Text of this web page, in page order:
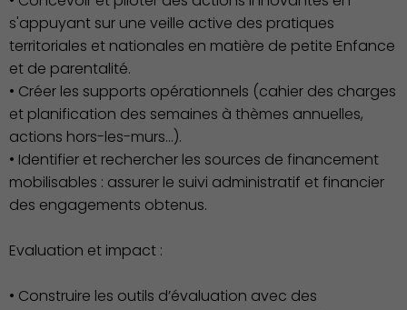
Environnement cadre de
vie
s'appuyant sur une veille active des pratiques
territoriales et nationales en matière de petite Enfance
et de parentalité.
• Créer les supports opérationnels (cahier des charges
et planification des semaines à thèmes annuelles,
actions hors-les-murs…).
• Identifier et rechercher les sources de financement
mobilisables : assurer le suivi administratif et financier
des engagements obtenus.
Evaluation et impact :
• Construire les outils d’évaluation avec des